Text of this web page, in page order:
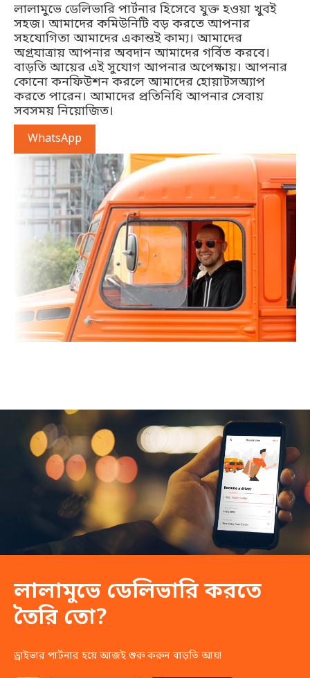
লালামুভে ডেলিভারি পার্টনার হিসেবে যুক্ত হওয়া খুবই
সহজ। আমাদের কমিউনিটি বড় করতে আপনার
সহযোগিতা আমাদের একান্তই কাম্য। আমাদের
অগ্রযাত্রায় আপনার অবদান আমাদের গর্বিত করবে।
বাড়তি আয়ের এই সুযোগ আপনার অপেক্ষায়। আপনার
কোনো কনফিউশন করলে আমাদের হোয়াটসঅ্যাপ
করতে পারেন। আমাদের প্রতিনিধি আপনার সেবায়
সবসময় নিয়োজিত।
WhatsApp
লালামুভে ডেলিভারি করতে
তৈরি তো?
ড্রাইভার পার্টনার হয়ে আজই শুরু করুন বাড়তি আয়!